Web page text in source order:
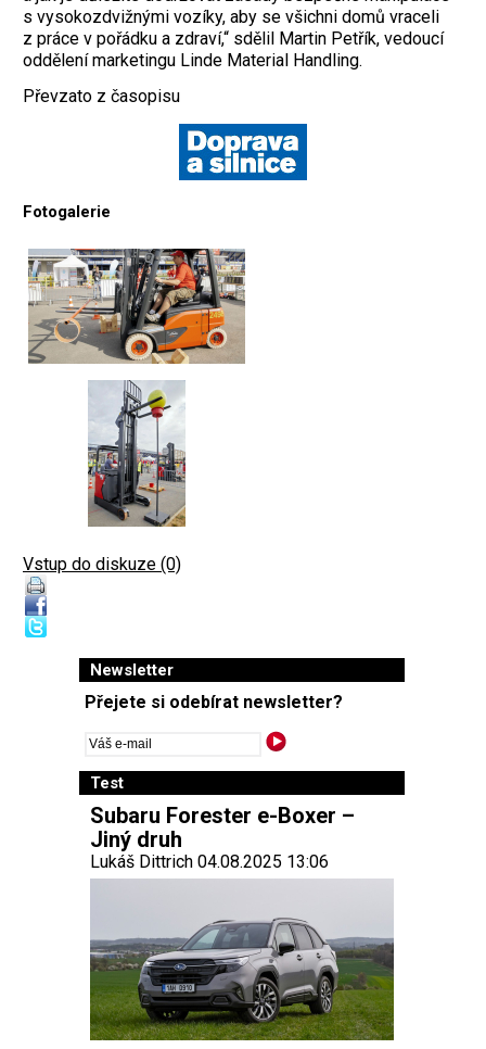
s vysokozdvižnými vozíky, aby se všichni domů vraceli
z práce v pořádku a zdraví,“ sdělil Martin Petřík, vedoucí
oddělení marketingu Linde Material Handling.
Převzato z časopisu
Fotogalerie
Vstup do diskuze (0)
Newsletter
Přejete si odebírat newsletter?
Test
Subaru Forester e-Boxer –
Jiný druh
Lukáš Dittrich 04.08.2025 13:06